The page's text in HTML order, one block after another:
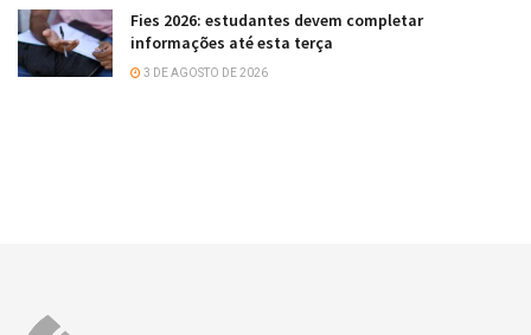
Fies 2026: estudantes devem completar
informações até esta terça
3 DE AGOSTO DE 2026